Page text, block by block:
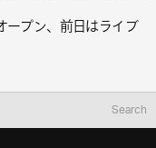
ープン、前日はライブ